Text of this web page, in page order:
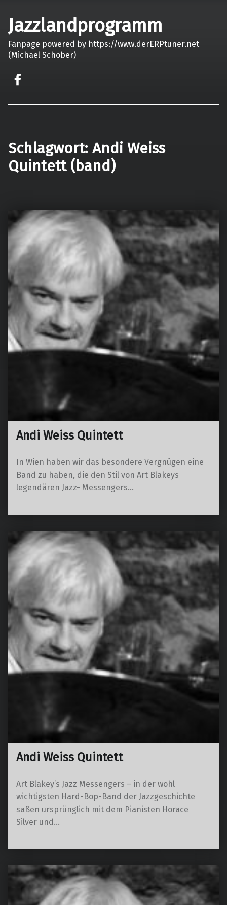
Jazzlandprogramm
Fanpage powered by https://www.derERPtuner.net
(Michael Schober)
Schlagwort: Andi Weiss
Quintett (band)
Andi Weiss Quintett
In Wien haben wir das besondere Vergnügen eine
Band zu haben, die den Stil von Art Blakeys
legendären Jazz- Messengers…
Andi Weiss Quintett
Art Blakey’s Jazz Messengers – in der wohl
wichtigsten Hard-Bop-Band der Jazzgeschichte
saßen ursprünglich mit dem Pianisten Horace
Silver und…